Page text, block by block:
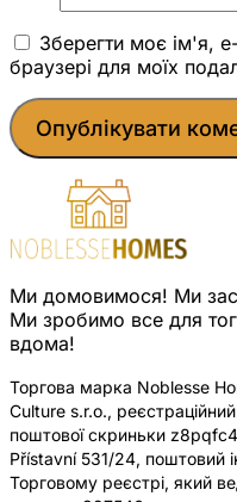
Зберегти моє ім'я,
браузері для моїх
Ми домовимося! Ми
Ми зробимо все для
вдома!
Торгова марка Noblesse
Culture s.r.o.,
поштової скриньки
Přístavní 531/24, поштовий
Торговому реєстрі, який